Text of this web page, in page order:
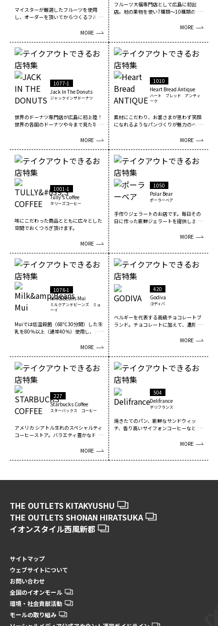
マイスターが厳選したフルーツを使用
し、オーダーを頂いてからつくるフルー
MORE
フルーツ大福専門店として広島に初出
店。地の果物を使い7種類～10種類の安
MORE
1077-1
Jack In The Donuts
ジャックインザドーナツ
世界のドーナツ専門店が広島に初上陸！
世界の各国のドーナツや今まで見た事が
MORE
1010
Heart Bread Antique
ハート ブレッド アンティ
ーク
素材にこだわり、お客さまが思わず笑顔
になれるようなパンづくりが魅力のベー
MORE
1001-1
Tully's Coffee
タリーズコーヒー
味にこだわった商品とともに広々とした
空間でおくつろぎ頂けます。
MORE
1050
Polar Bear
ポーラーベア
手作りジェラートのお店です。毎日その
日に作った新鮮ジェラートを提供しま
MORE
1076-1
Milk&Beans Mui
ミルクアンドビーンズ ミュ
ーイ
Muiでは低温殺菌（68℃30分間）した生
乳を80％以上（通常40％）使用し、 無
MORE
420
Godiva
ゴディバ
ベルギーを代表する高級チョコレートブ
ランド。チョコレートに加えて、濃厚で
MORE
227
Starbucks Coffee
スターバックス コーヒー
アメリカ シアトル生れのスペシャルティ
コーヒーストア。バラエティ豊かなドリ
MORE
504
Delifrance
デリフランス
焼きたてのパン、新鮮なサンドウィッ
チ、香り高いサイフォンコーヒーなどド
MORE
THE OUTLETS KITAKYUSHU
THE OUTLETS SHONAN HIRATSUKA
イオンスタイル西風新都
サイトマップ
ウェブサイトについて
お問い合わせ
全国のイオンモール
環境・社会貢献活動
モールの取り組み